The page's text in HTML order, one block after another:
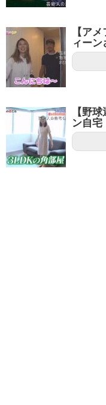
【ア
ィーン
【野
ン自宅